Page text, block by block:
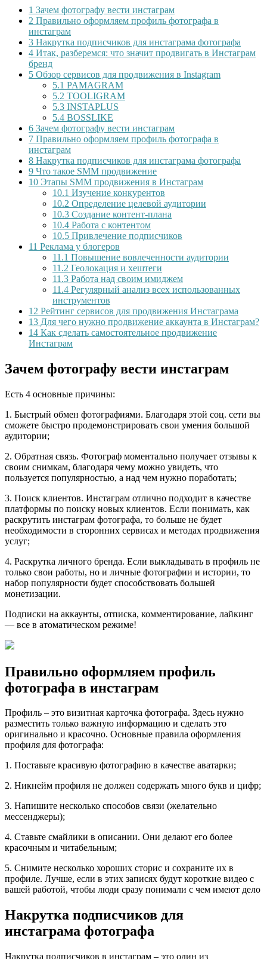
1 Зачем фотографу вести инстаграм
2 Правильно оформляем профиль фотографа в
инстаграм
3 Накрутка подписчиков для инстаграма фотографа
4 Итак, разберемся: что значит продвигать в Инстаграм
бренд
5 Обзор сервисов для продвижения в Instagram
5.1 PAMAGRAM
5.2 TOOLIGRAM
5.3 INSTAPLUS
5.4 BOSSLIKE
6 Зачем фотографу вести инстаграм
7 Правильно оформляем профиль фотографа в
инстаграм
8 Накрутка подписчиков для инстаграма фотографа
9 Что такое SMM продвижение
10 Этапы SMM продвижения в Инстаграм
10.1 Изучение конкурентов
10.2 Определение целевой аудитории
10.3 Создание контент-плана
10.4 Работа с контентом
10.5 Привлечение подписчиков
11 Реклама у блогеров
11.1 Повышение вовлеченности аудитории
11.2 Геолокация и хештеги
11.3 Работа над своим имиджем
11.4 Регулярный анализ всех использованных
инструментов
12 Рейтинг сервисов для продвижения Инстаграма
13 Для чего нужно продвижение аккаунта в Инстаграм?
14 Как сделать самостоятельное продвижение
Инстаграм
Зачем фотографу вести инстаграм
Есть 4 основные причины:
1. Быстрый обмен фотографиями. Благодаря этой соц. сети вы
сможете быстро продемонстрировать свои умения большой
аудитории;
2. Обратная связь. Фотограф моментально получает отзывы к
своим снимкам, благодаря чему можно увидеть, что
пользуется популярностью, а над чем нужно поработать;
3. Поиск клиентов. Инстаграм отлично подходит в качестве
платформы по поиску новых клиентов. Если понимать, как
раскрутить инстаграм фотографа, то больше не будет
необходимости в сторонних сервисах и методах продвижения
услуг;
4. Раскрутка личного бренда. Если выкладывать в профиль не
только свои работы, но и личные фотографии и истории, то
набор популярности будет способствовать большей
монетизации.
Подписки на аккаунты, отписка, комментирование, лайкинг
— все в атоматическом режиме!
Правильно оформляем профиль
фотографа в инстаграм
Профиль – это визитная карточка фотографа. Здесь нужно
разместить только важную информацию и сделать это
оригинально и красочно. Основные правила оформления
профиля для фотографа:
1. Поставьте красивую фотографию в качестве аватарки;
2. Никнейм профиля не должен содержать много букв и цифр;
3. Напишите несколько способов связи (желательно
мессенджеры);
4. Ставьте смайлики в описании. Они делают его более
красочным и читабельным;
5. Снимите несколько хороших сторис и сохраните их в
профиле. Лучше, если в этих записях будут короткие видео с
вашей работой, чтобы люди сразу понимали с чем имеют дело
Накрутка подписчиков для
инстаграма фотографа
Накрутка подписчиков в инстаграм – это один из